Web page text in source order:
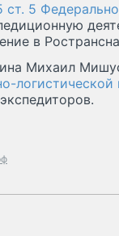
ст. 5
в
Михаил